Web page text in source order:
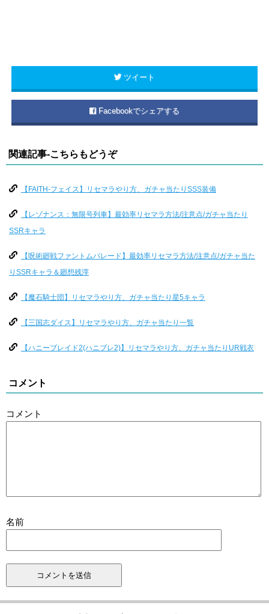
ツイート
Facebookでシェアする
関連記事-こちらもどうぞ
【FAITH-フェイス】リセマラやり方、ガチャ当たりSSS装備
【レゾナンス：無限号列車】最効率リセマラ方法/注意点/ガチャ当たり
SSRキャラ
【呪術廻戦ファントムパレード】最効率リセマラ方法/注意点/ガチャ当た
りSSRキャラ＆廻想残滓
【魔石騎士団】リセマラやり方、ガチャ当たり星5キャラ
【三国志ダイス】リセマラやり方、ガチャ当たり一覧
【ハニーブレイド2(ハニブレ2)】リセマラやり方、ガチャ当たりUR戦衣
コメント
コメント
名前